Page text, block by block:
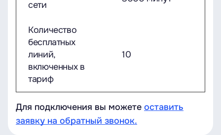
сети
Количество
бесплатных
линий,
включенных в
тариф
10
Для подключения вы можете оставить
заявку на обратный звонок.